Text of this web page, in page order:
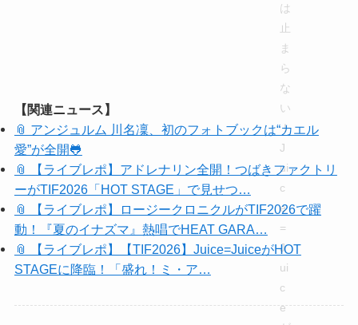
【関連ニュース】
📎 アンジュルム 川名凜、初のフォトブックは“カエル
愛”が全開🐸
📎 【ライブレポ】アドレナリン全開！つばきファクトリ
ーがTIF2026「HOT STAGE」で見せつ…
📎 【ライブレポ】ロージークロニクルがTIF2026で躍
動！『夏のイナズマ』熱唱でHEAT GARA…
📎 【ライブレポ】【TIF2026】Juice=JuiceがHOT
STAGEに降臨！「盛れ！ミ・ア…